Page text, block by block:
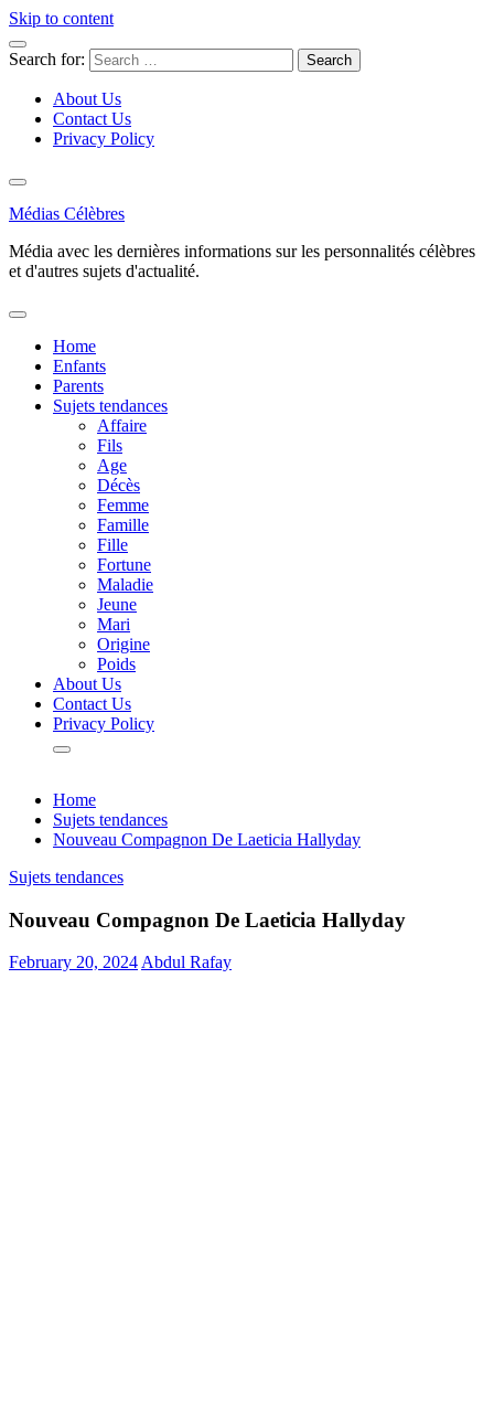
Skip to content
Search for:
About Us
Contact Us
Privacy Policy
Médias Célèbres
Média avec les dernières informations sur les personnalités célèbres
et d'autres sujets d'actualité.
Home
Enfants
Parents
Sujets tendances
Affaire
Fils
Age
Décès
Femme
Famille
Fille
Fortune
Maladie
Jeune
Mari
Origine
Poids
About Us
Contact Us
Privacy Policy
Home
Sujets tendances
Nouveau Compagnon De Laeticia Hallyday
Sujets tendances
Nouveau Compagnon De Laeticia Hallyday
February 20, 2024Abdul Rafay